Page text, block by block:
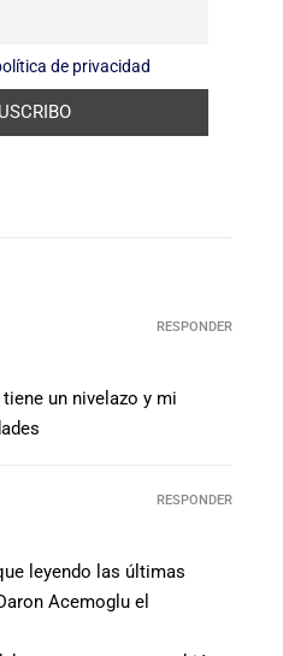
de privacidad
un nivelazo y mi
RESPONDER
leyendo las últimas
Acemoglu el
RESPONDER